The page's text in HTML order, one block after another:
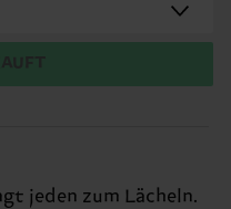
jeden zum Lächeln.